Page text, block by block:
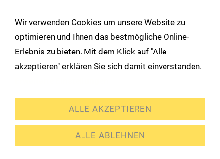
Navigation öffnen
Anmeldung
Bitte melden Sie sich mit Ihrem Kennwort an.
E-Mail oder Kundennummer:
Wir verwenden Cookies um unsere Website zu
optimieren und Ihnen das bestmögliche Online-
Erlebnis zu bieten. Mit dem Klick auf "Alle
akzeptieren" erklären Sie sich damit einverstanden.
ALLE AKZEPTIEREN
ALLE ABLEHNEN